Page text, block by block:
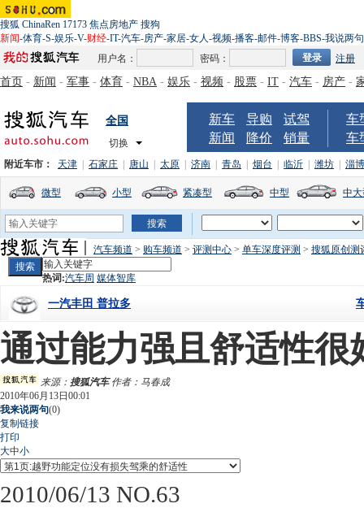
搜狐 ChinaRen 17173 焦点房地产 搜狗
新闻-体育-S-娱乐-V-财经-IT-汽车-房产-家居-女人-视频-播客-邮件-博客-BBS-我说两句
用户名：
密码： 注册
首页 - 新闻 - 军事 - 体育 - NBA - 娱乐 - 视频 - 股票 - IT - 汽车 - 房产 -
全国
切换
新车 导购
试驾
新闻
降价 销量
车
车
附近车市： 天津 石家庄 唐山 太原 济南 青岛 烟台 临沂 潍坊 淄博
微型 小型 紧凑型 中型 中
汽车频道 > 购车频道 > 评测中心 > 单车深度评测 > 搜狐原创测
热词:汽车周 媒体智库
一汽丰田 普拉多
通过能力强且舒适性很
来源： 搜狐汽车作者：马春成
2010年06月13日00:01
我来说两句(0)
复制链接
打印
大中小
2010/06/13 NO.63